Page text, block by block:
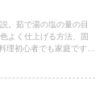
。茹で湯の塩の量の目
よく仕上げる方法、固
理初心者でも家庭ですぐ